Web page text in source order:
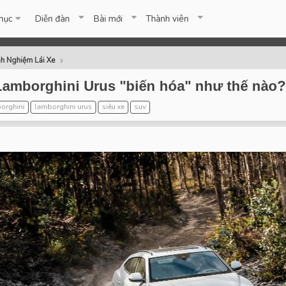
Diễn đàn Bài mới Thành viên
Nghiệm Lái Xe
Urus "biến hóa" như thế nào?
lamborghini urus siêu xe suv